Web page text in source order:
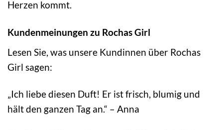
Herzen kommt.
Kundenmeinungen zu Rochas Girl
Lesen Sie, was unsere Kundinnen über Rochas
Girl sagen:
„Ich liebe diesen Duft! Er ist frisch, blumig und
hält den ganzen Tag an.“ – Anna